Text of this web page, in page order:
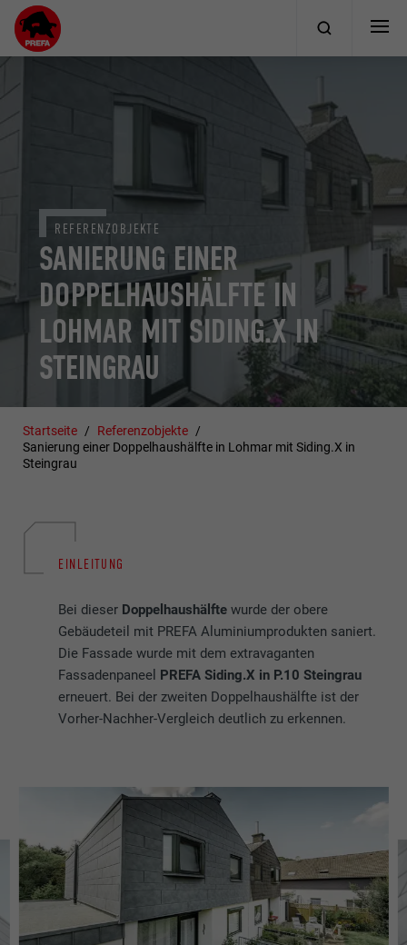
SANIERUNG EINER
DOPPELHAUSHÄLFTE IN
LOHMAR MIT SIDING.X IN
STEINGRAU
REFERENZOBJEKTE
Startseite
Referenzobjekte
Sanierung einer Doppelhaushälfte in Lohmar mit Siding.X in
Steingrau
EINLEITUNG
Bei dieser Doppelhaushälftewurde der obere
Gebäudeteil mit PREFA Aluminiumprodukten saniert.
Die Fassade wurde mit dem extravaganten
Fassadenpaneel PREFA Siding.X in P.10 Steingrau
erneuert. Bei der zweiten Doppelhaushälfte ist der
Vorher-Nachher-Vergleich deutlich zu erkennen.